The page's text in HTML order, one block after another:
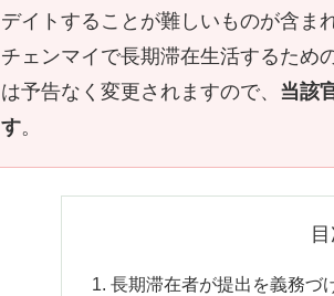
デイトすることが難しいものが含ま
チェンマイで長期滞在生活するため
は予告なく変更されますので、 当該
す。
長期滞在者が提出を義務づ